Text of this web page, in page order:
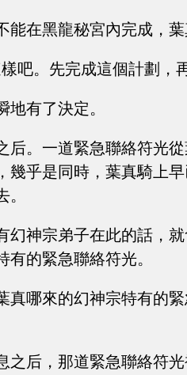
能在黑龍秘宮內完成，
吧。先完成這個計劃，
地有了決定。
后。一道緊急聯絡符光
幾乎是同時，葉真騎上
。
幻神宗弟子在此的話，
有的緊急聯絡符光。
真哪來的幻神宗特有的
之后，那道緊急聯絡符